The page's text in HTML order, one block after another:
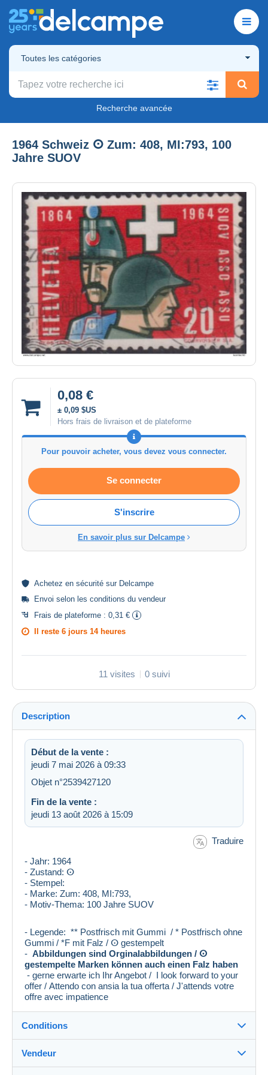
Toutes les catégories
Recherche avancée
1964 Schweiz ⵙ Zum: 408, MI:793, 100
Jahre SUOV
0,08 €
± 0,09 $US
Hors frais de livraison et de plateforme
Pour pouvoir acheter, vous devez vous connecter.
Se connecter
S'inscrire
En savoir plus sur Delcampe
Achetez en sécurité sur Delcampe
Envoi selon les conditions du vendeur
Frais de plateforme : 0,31 €
Il reste 6 jours 14 heures
11 visites 0 suivi
Description
Début de la vente :
jeudi 7 mai 2026 à 09:33
Objet n°2539427120
Fin de la vente :
jeudi 13 août 2026 à 15:09
Traduire
- Jahr: 1964
- Zustand: ⵙ
- Stempel:
- Marke: Zum: 408, MI:793,
- Motiv-Thema: 100 Jahre SUOV
- Legende: ** Postfrisch mit Gummi / * Postfrisch ohne
Gummi / *F mit Falz / ⵙ gestempelt
- Abbildungen sind Orginalabbildungen / ⵙ
gestempelte Marken können auch einen Falz haben
- gerne erwarte ich Ihr Angebot / I look forward to your
offer / Attendo con ansia la tua offerta / J'attends votre
offre avec impatience
Conditions
Destination :
Vendeur